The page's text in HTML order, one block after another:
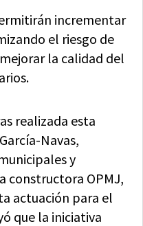
incrementar
el riesgo de
la calidad del
realizada esta
Navas,
y
constructora OPMJ,
actuación para el
que la iniciativa